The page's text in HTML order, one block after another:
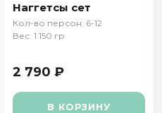
Наггетсы сет
Кол-во персон: 6-12
Вес: 1 150 гр
2 790 ₽
В КОРЗИНУ